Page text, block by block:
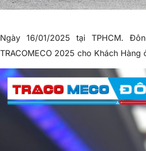
Ngày 16/01/2025 tại TPHCM.
TRACOMECO 2025 cho Khách